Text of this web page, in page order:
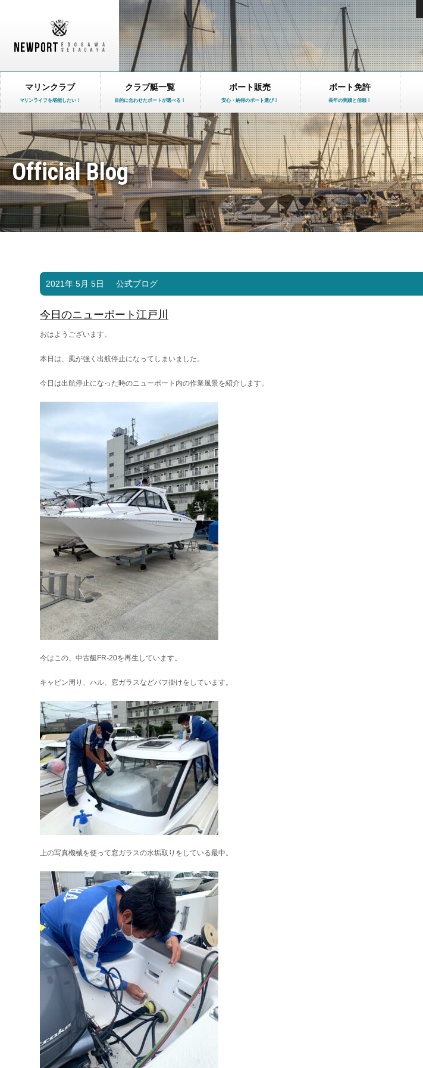
マリンクラブ
マリンライフを堪能したい！
クラブ艇一覧
目的に合わせたボートが選べる！
ボート販売
安心・納得のボート選び！
ボート免許
長年の実績と信頼！
Official Blog
2021年 5月 5日 公式ブログ
今日のニューポート江戸川
おはようございます。
本日は、風が強く出航停止になってしまいました。
今日は出航停止になった時のニューポート内の作業風景を紹介します。
今はこの、中古艇FR-20を再生しています。
キャビン周り、ハル、窓ガラスなどバフ掛けをしています。
上の写真機械を使って窓ガラスの水垢取りをしている最中。